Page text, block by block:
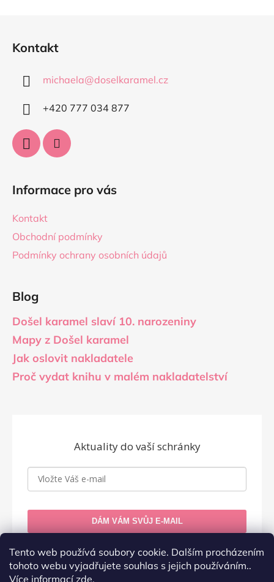
Tento web používá soubory cookie. Dalším procházením
tohoto webu vyjadřujete souhlas s jejich používáním..
Více informacízde.
Kontakt
michaela@doselkaramel.cz
+420 777 034 877​
Informace pro vás
Kontakt
Obchodní podmínky
Podmínky ochrany osobních údajů
Blog
Došel karamel slaví 10. narozeniny
Mapy z Došel karamel
Jak oslovit nakladatele
Proč vydat knihu v malém nakladatelství
Aktuality do vaší schránky
DÁM VÁM SVŮJ E-MAIL